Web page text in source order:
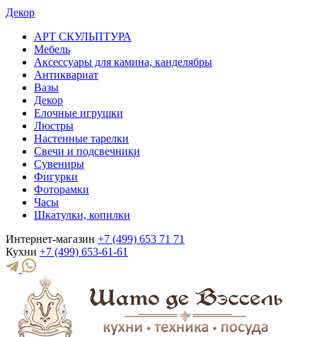
Декор
АРТ СКУЛЬПТУРА
Мебель
Аксессуары для камина, канделябры
Антиквариат
Вазы
Декор
Елочные игрушки
Люстры
Настенные тарелки
Свечи и подсвечники
Сувениры
Фигурки
Фоторамки
Часы
Шкатулки, копилки
Интернет-магазин +7 (499) 653 71 71
Кухни +7 (499) 653-61-61